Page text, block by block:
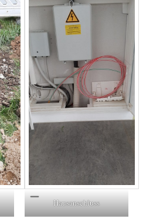
Hausanschluss